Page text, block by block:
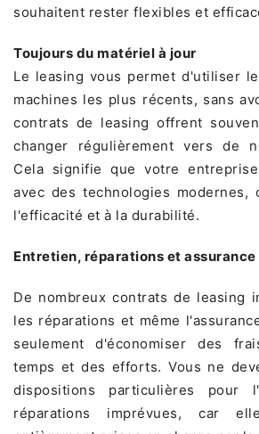
souhaitent rester flexibles et
Toujours du matériel à jour
Le leasing vous permet d'utiliser
machines les plus récents, sans
contrats de leasing offrent
changer régulièrement vers de
Cela signifie que votre
avec des technologies modernes,
l'efficacité et à la durabilité.
Entretien, réparations et
De nombreux contrats de leasing
les réparations et même
seulement d'économiser des
temps et des efforts. Vous ne
dispositions particulières pour
réparations imprévues, car